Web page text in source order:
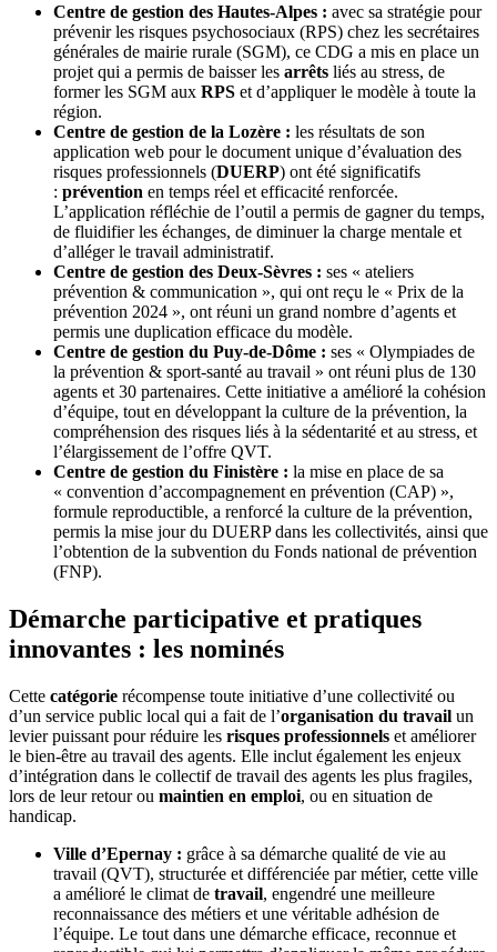
Centre de gestion des Hautes-Alpes : avec sa stratégie pour
prévenir les risques psychosociaux (RPS) chez les secrétaires
générales de mairie rurale (SGM), ce CDG a mis en place un
projet qui a permis de baisser les arrêts liés au stress, de
former les SGM aux RPS et d’appliquer le modèle à toute la
région.
Centre de gestion de la Lozère : les résultats de son
application web pour le document unique d’évaluation des
risques professionnels (DUERP) ont été significatifs
: prévention en temps réel et efficacité renforcée.
L’application réfléchie de l’outil a permis de gagner du temps,
de fluidifier les échanges, de diminuer la charge mentale et
d’alléger le travail administratif.
Centre de gestion des Deux-Sèvres : ses « ateliers
prévention & communication », qui ont reçu le « Prix de la
prévention 2024 », ont réuni un grand nombre d’agents et
permis une duplication efficace du modèle.
Centre de gestion du Puy-de-Dôme : ses « Olympiades de
la prévention & sport-santé au travail » ont réuni plus de 130
agents et 30 partenaires. Cette initiative a amélioré la cohésion
d’équipe, tout en développant la culture de la prévention, la
compréhension des risques liés à la sédentarité et au stress, et
l’élargissement de l’offre QVT.
Centre de gestion du Finistère : la mise en place de sa
« convention d’accompagnement en prévention (CAP) »,
formule reproductible, a renforcé la culture de la prévention,
permis la mise jour du DUERP dans les collectivités, ainsi que
l’obtention de la subvention du Fonds national de prévention
(FNP).
Démarche participative et pratiques
innovantes : les nominés
Cette catégorie récompense toute initiative d’une collectivité ou
d’un service public local qui a fait de l’organisation du travail un
levier puissant pour réduire les risques professionnels et améliorer
le bien-être au travail des agents. Elle inclut également les enjeux
d’intégration dans le collectif de travail des agents les plus fragiles,
lors de leur retour ou maintien en emploi, ou en situation de
handicap.
Ville d’Epernay : grâce à sa démarche qualité de vie au
travail (QVT), structurée et différenciée par métier, cette ville
a amélioré le climat de travail, engendré une meilleure
reconnaissance des métiers et une véritable adhésion de
l’équipe. Le tout dans une démarche efficace, reconnue et